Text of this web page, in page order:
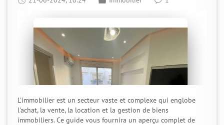
L'immobilier est un secteur vaste et complexe qui englobe
l'achat, la vente, la location et la gestion de biens
immobiliers. Ce guide vous fournira un aperçu complet de